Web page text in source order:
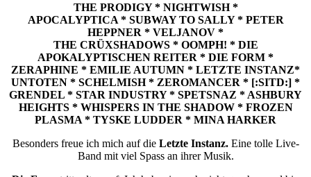
THE PRODIGY * NIGHTWISH *
APOCALYPTICA * SUBWAY TO SALLY * PETER
HEPPNER * VELJANOV *
THE CRÜXSHADOWS * OOMPH! * DIE
APOKALYPTISCHEN REITER * DIE FORM *
ZERAPHINE * EMILIE AUTUMN * LETZTE INSTANZ*
UNTOTEN * SCHELMISH * ZEROMANCER * [:SITD:] *
GRENDEL * STAR INDUSTRY * SPETSNAZ * ASHBURY
HEIGHTS * WHISPERS IN THE SHADOW * FROZEN
PLASMA * TYSKE LUDDER * MINA HARKER
Besonders freue ich mich auf die Letzte Instanz. Eine tolle Live-
Band mit viel Spass an ihrer Musik.